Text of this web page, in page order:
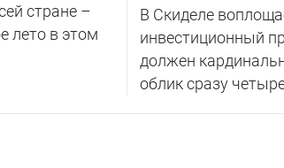
стране –
лето в этом
В Скиделе
инвестиционный
должен
облик сразу